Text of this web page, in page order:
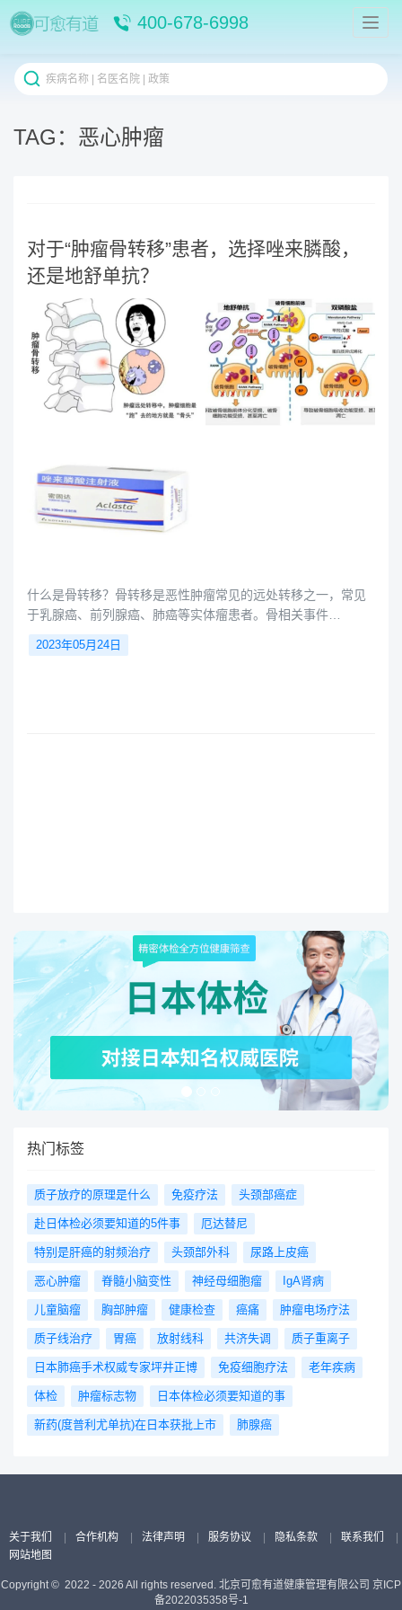
400-678-6998
TAG：恶心肿瘤
对于“肿瘤骨转移”患者，选择唑来膦酸，
还是地舒单抗？
什么是骨转移？骨转移是恶性肿瘤常见的远处转移之一，常见
于乳腺癌、前列腺癌、肺癌等实体瘤患者。骨相关事件
(skeletal-related events，SREs)是指在恶性肿瘤骨转移患者
中，由于疾病进展带来的一系列骨并发症及治疗的总和，包括
2023年05月24日
热门标签
质子放疗的原理是什么 免疫疗法 头颈部癌症
赴日体检必须要知道的5件事 厄达替尼
特别是肝癌的射频治疗 头颈部外科 尿路上皮癌
恶心肿瘤 脊髓小脑变性 神经母细胞瘤 IgA肾病
儿童脑瘤 胸部肿瘤 健康检查 癌痛 肿瘤电场疗法
质子线治疗 胃癌 放射线科 共济失调 质子重离子
日本肺癌手术权威专家坪井正博 免疫细胞疗法 老年疾病
体检 肿瘤标志物 日本体检必须要知道的事
新药(度普利尤单抗)在日本获批上市 肺腺癌
关于我们 | 合作机构 | 法律声明 | 服务协议 | 隐私条款 | 联系我们
|
网站地图
Copyright © 2022 - 2026 All rights reserved. 北京可愈有道健康管理有限公司 京ICP
备2022035358号-1